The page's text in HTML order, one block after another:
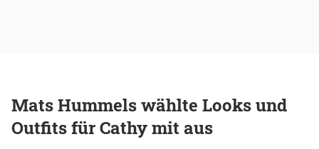
Mats Hummels wählte Looks und
Outfits für Cathy mit aus